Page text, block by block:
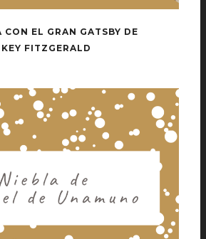
CON EL GRAN GATSBY DE
FITZGERALD